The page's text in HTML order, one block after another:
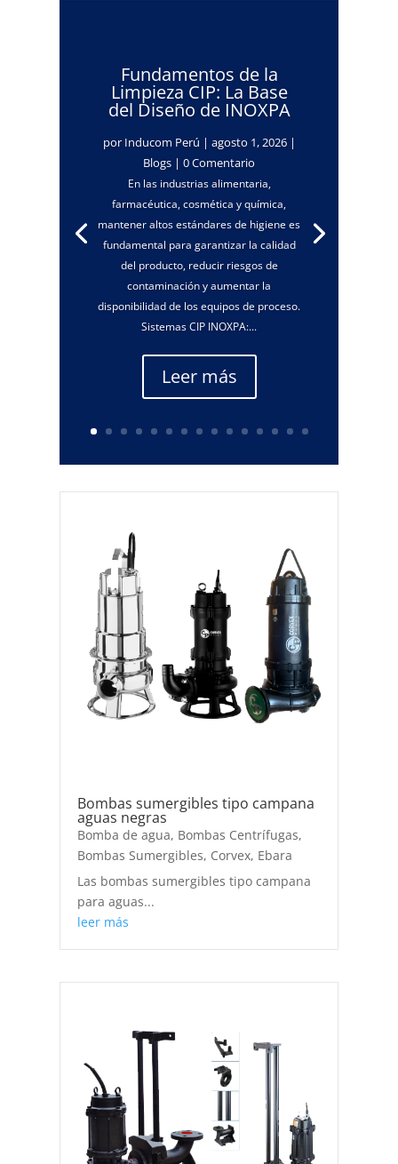
Fundamentos de la
Limpieza CIP: La Base
del Diseño de INOXPA
por Inducom Perú | agosto 1, 2026|
Blogs | 0 Comentario
En las industrias alimentaria,
farmacéutica, cosmética y química,
mantener altos estándares de higiene es
fundamental para garantizar la calidad
del producto, reducir riesgos de
contaminación y aumentar la
disponibilidad de los equipos de proceso.
Sistemas CIP INOXPA:...
Leer más
Bombas sumergibles tipo campana
aguas negras
Bomba de agua, Bombas Centrífugas,
Bombas Sumergibles, Corvex, Ebara
Las bombas sumergibles tipo campana
para aguas...
leer más